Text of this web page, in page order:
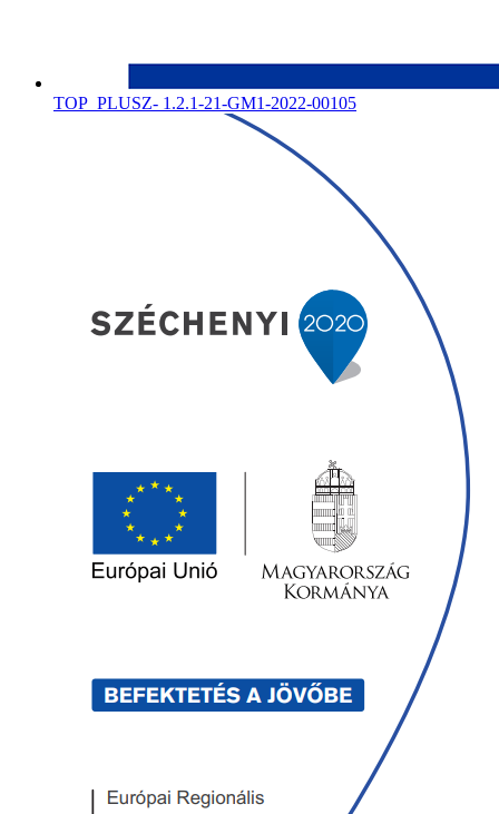
TOP_PLUSZ- 1.2.1-21-GM1-2022-00105